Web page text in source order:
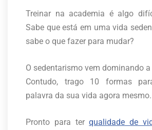
Treinar na academia é algo
Sabe que está em uma vida
sabe o que fazer para mudar?
O sedentarismo vem dominando
Contudo, trago 10 formas
palavra da sua vida agora mesmo.
Pronto para terqualidade de